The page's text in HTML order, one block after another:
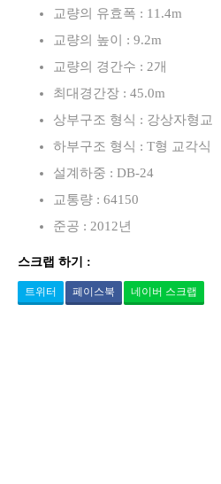
교량의 유효폭 : 11.4m
교량의 높이 : 9.2m
교량의 경간수 : 2개
최대경간장 : 45.0m
상부구조 형식 : 강상자형교
하부구조 형식 : T형 교각식
설계하중 : DB-24
교통량 : 64150
준공 : 2012년
스크랩 하기 :
트위터 페이스북 네이버 스크랩